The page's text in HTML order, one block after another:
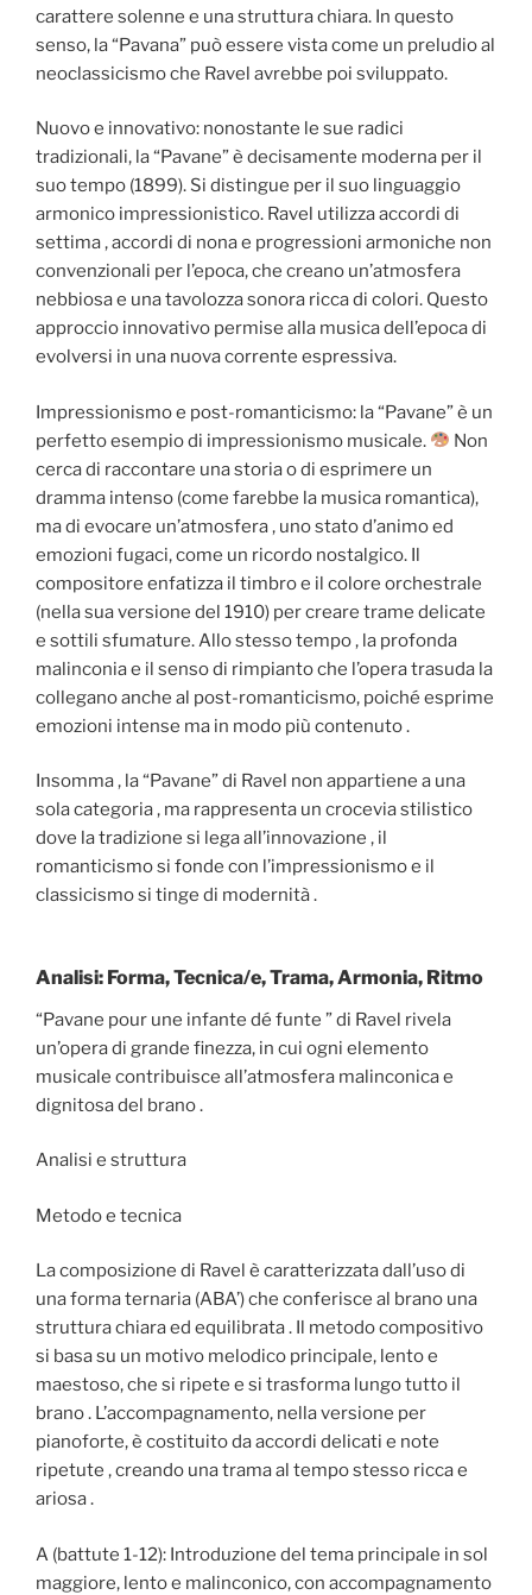
carattere solenne e una struttura chiara. In questo
senso, la “Pavana” può essere vista come un preludio al
neoclassicismo che Ravel avrebbe poi sviluppato.
Nuovo e innovativo: nonostante le sue radici
tradizionali, la “Pavane” è decisamente moderna per il
suo tempo (1899). Si distingue per il suo linguaggio
armonico impressionistico. Ravel utilizza accordi di
settima , accordi di nona e progressioni armoniche non
convenzionali per l’epoca, che creano un’atmosfera
nebbiosa e una tavolozza sonora ricca di colori. Questo
approccio innovativo permise alla musica dell’epoca di
evolversi in una nuova corrente espressiva.
Impressionismo e post-romanticismo: la “Pavane” è un
perfetto esempio di impressionismo musicale.
Non
cerca di raccontare una storia o di esprimere un
dramma intenso (come farebbe la musica romantica),
ma di evocare un’atmosfera , uno stato d’animo ed
emozioni fugaci, come un ricordo nostalgico. Il
compositore enfatizza il timbro e il colore orchestrale
(nella sua versione del 1910) per creare trame delicate
e sottili sfumature. Allo stesso tempo , la profonda
malinconia e il senso di rimpianto che l’opera trasuda la
collegano anche al post-romanticismo, poiché esprime
emozioni intense ma in modo più contenuto .
Insomma , la “Pavane” di Ravel non appartiene a una
sola categoria , ma rappresenta un crocevia stilistico
dove la tradizione si lega all’innovazione , il
romanticismo si fonde con l’impressionismo e il
classicismo si tinge di modernità .
Analisi: Forma, Tecnica/e, Trama, Armonia, Ritmo
“Pavane pour une infante dé funte ” di Ravel rivela
un’opera di grande finezza, in cui ogni elemento
musicale contribuisce all’atmosfera malinconica e
dignitosa del brano .
Analisi e struttura
Metodo e tecnica
La composizione di Ravel è caratterizzata dall’uso di
una forma ternaria (ABA’) che conferisce al brano una
struttura chiara ed equilibrata . Il metodo compositivo
si basa su un motivo melodico principale, lento e
maestoso, che si ripete e si trasforma lungo tutto il
brano . L’accompagnamento, nella versione per
pianoforte, è costituito da accordi delicati e note
ripetute , creando una trama al tempo stesso ricca e
ariosa .
A (battute 1-12): Introduzione del tema principale in sol
maggiore, lento e malinconico, con accompagnamento